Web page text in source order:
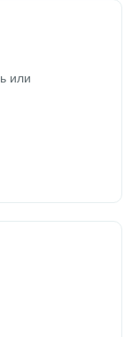
или